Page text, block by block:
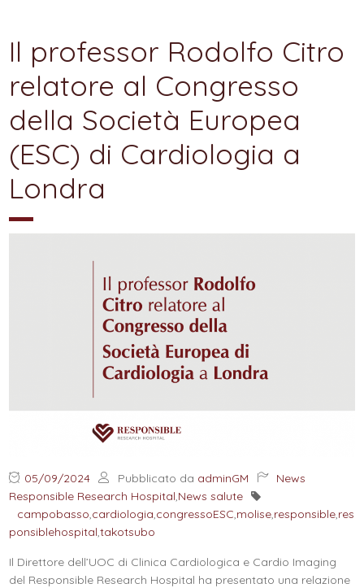
Il professor Rodolfo Citro
relatore al Congresso
della Società Europea
(ESC) di Cardiologia a
Londra
05/09/2024 Pubblicato da adminGM
News
Responsible Research Hospital,News salute
campobasso,cardiologia,congressoESC,molise,responsible,res
ponsiblehospital,takotsubo
Il Direttore dell’UOC di Clinica Cardiologica e Cardio Imaging
del Responsible Research Hospital ha presentato una relazione